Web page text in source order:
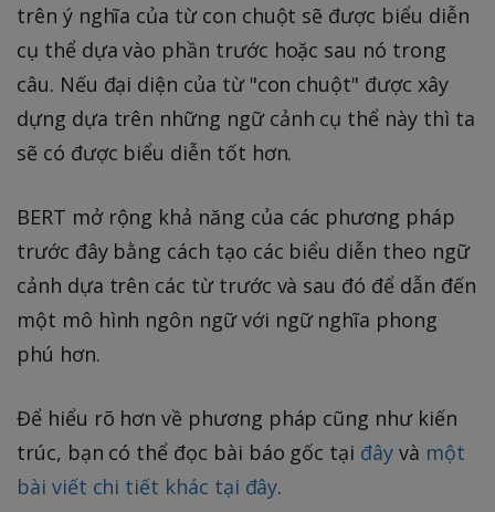
trên ý nghĩa của từ con chuột sẽ được biểu diễn
cụ thể dựa vào phần trước hoặc sau nó trong
câu. Nếu đại diện của từ "con chuột" được xây
dựng dựa trên những ngữ cảnh cụ thể này thì ta
sẽ có được biểu diễn tốt hơn.
BERT mở rộng khả năng của các phương pháp
trước đây bằng cách tạo các biểu diễn theo ngữ
cảnh dựa trên các từ trước và sau đó để dẫn đến
một mô hình ngôn ngữ với ngữ nghĩa phong
phú hơn.
Để hiểu rõ hơn về phương pháp cũng như kiến
trúc, bạn có thể đọc bài báo gốc tại đâyvà một
bài viết chi tiết khác tại đây.